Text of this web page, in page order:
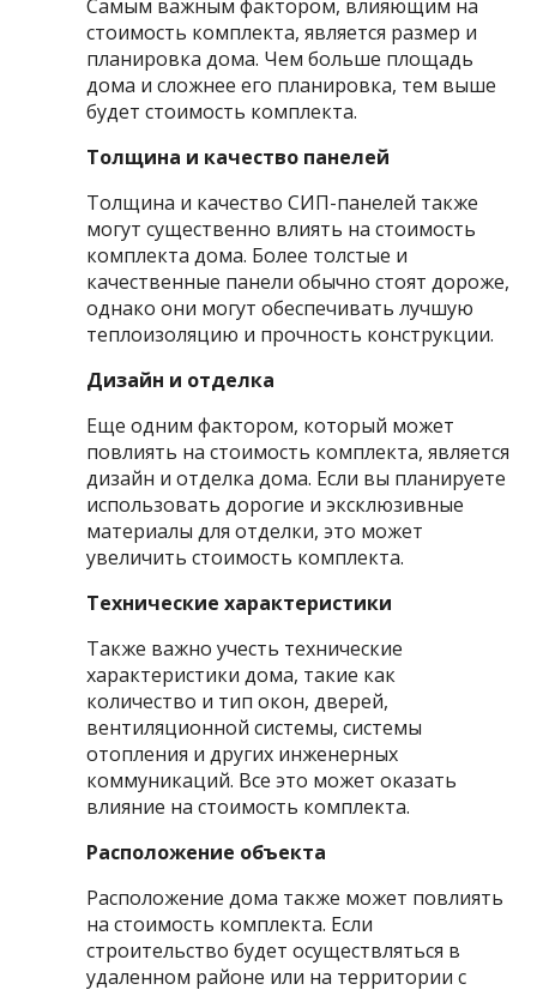
Самым важным фактором, влияющим на
стоимость комплекта, является размер и
планировка дома. Чем больше площадь
дома и сложнее его планировка, тем выше
будет стоимость комплекта.
Толщина и качество панелей
Толщина и качество СИП-панелей также
могут существенно влиять на стоимость
комплекта дома. Более толстые и
качественные панели обычно стоят дороже,
однако они могут обеспечивать лучшую
теплоизоляцию и прочность конструкции.
Дизайн и отделка
Еще одним фактором, который может
повлиять на стоимость комплекта, является
дизайн и отделка дома. Если вы планируете
использовать дорогие и эксклюзивные
материалы для отделки, это может
увеличить стоимость комплекта.
Технические характеристики
Также важно учесть технические
характеристики дома, такие как
количество и тип окон, дверей,
вентиляционной системы, системы
отопления и других инженерных
коммуникаций. Все это может оказать
влияние на стоимость комплекта.
Расположение объекта
Расположение дома также может повлиять
на стоимость комплекта. Если
строительство будет осуществляться в
удаленном районе или на территории с